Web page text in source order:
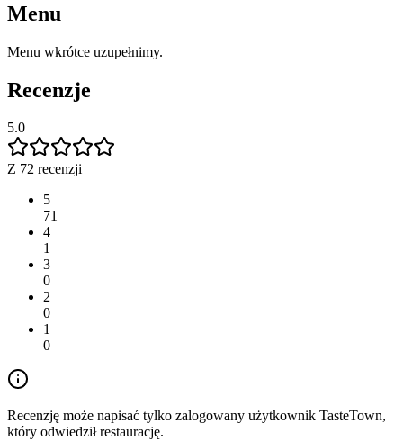
Menu
Menu wkrótce uzupełnimy.
Recenzje
5.0
Z 72 recenzji
5
71
4
1
3
0
2
0
1
0
Recenzję może napisać tylko zalogowany użytkownik TasteTown,
który odwiedził restaurację.